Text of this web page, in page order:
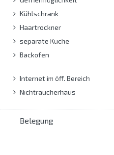
Kühlschrank
Haartrockner
separate Küche
Backofen
Internet im öff. Bereich
Nichtraucherhaus
Belegung